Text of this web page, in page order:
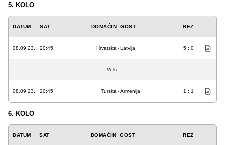
5. KOLO
DATUM SAT DOMAĆIN GOST REZ
08.09.23. 20:45 Hrvatska -Latvija 5 : 0
Vels- - : -
08.09.23. 20:45 Turska -Armenija 1 : 1
6. KOLO
DATUM SAT DOMAĆIN GOST REZ